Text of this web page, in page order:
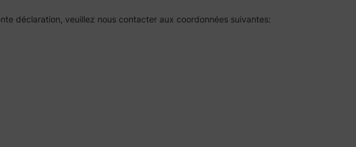
déclaration, veuillez nous contacter aux coordonnées suivantes: